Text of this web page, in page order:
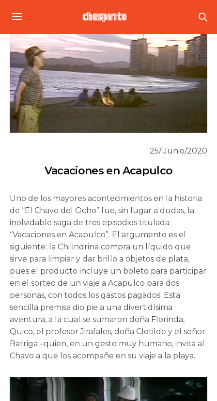
25/ Junio/2020
Vacaciones en Acapulco
Uno de los mayores acontecimientos en la historia
de “El Chavo del Ocho” fue, sin lugar a dudas, la
inolvidable saga de tres episodios titulada
“Vacaciones en Acapulco”. El argumento es el
siguiente: la Chilindrina compra un líquido que
sirve para limpiar y dar brillo a objetos de plata,
pues el producto incluye un boleto para participar
en el sorteo de un viaje a Acapulco para dos
personas, con todos los gastos pagados. Esta
sencilla premisa dio pie a una divertidísima
aventura, a la cual se sumaron doña Florinda,
Quico, el profesor Jirafales, doña Clotilde y el señor
Barriga –quien, en un gesto muy humano, invita al
Chavo a que los acompañe en su viaje a la playa.